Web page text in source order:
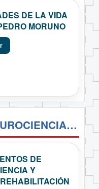
DE LA VIDA
MORUNO
FUNDAMENTOS DE NEUROCIENCIA Y NEURORREHABILITACIÓN EN TERAPIA OCUPACIONAL - JAVIER MAZAIRA
DE
Y